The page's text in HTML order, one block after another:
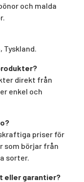
och malda
Tyskland.
direkt från
enkel och
priser för
som börjar från
sorter.
eller garantier?